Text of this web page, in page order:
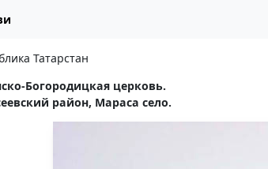
Татарстан
Богородицкая церковь.
район, Мараса село.